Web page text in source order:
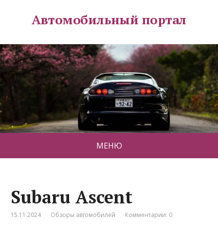
Автомобильный портал
МЕНЮ
Subaru Ascent
15.11.2024 Обзоры автомобилей Комментарии: 0